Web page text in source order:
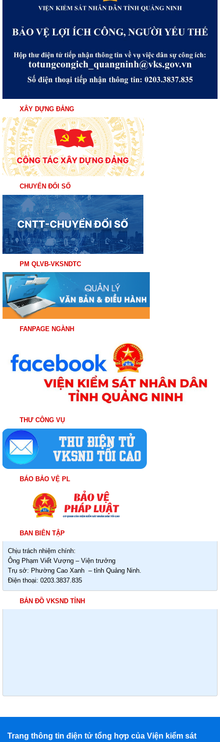
XÂY DỰNG ĐẢNG
CHUYỂN ĐỔI SỐ
PM QLVB-VKSNDTC
FANPAGE NGÀNH
THƯ CÔNG VỤ
BÁO BẢO VỆ PL
BAN BIÊN TẬP
Chịu trách nhiệm chính:
Ông Phạm Viết Vượng – Viện trưởng
Trụ sở: Phường Cao Xanh – tỉnh Quảng Ninh.
Điện thoại: 0203.3837.835
BẢN ĐỒ VKSND TỈNH
Trang thông tin điện tử tổng hợp của Viện kiểm sát